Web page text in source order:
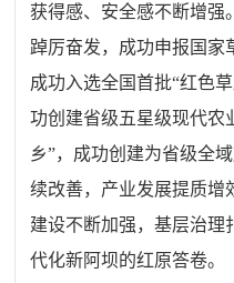
获得感、安全感不断增强
踔厉奋发，成功申报国家
成功入选全国首批“红色
功创建省级五星级现代农
乡”，成功创建为省级全
续改善，产业发展提质增
建设不断加强，基层治理
代化新阿坝的红原答卷。